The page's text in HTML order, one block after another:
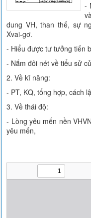
-
dung VH, than thế, sự
Xvai-gơ.
- Hiểu được tư tưởng tiến
- Nắm đôi nét về tiểu sử
2. Về kĩ năng:
- PT, KQ, tổng hợp, cách
3. Về thái độ:
- Lòng yêu mến nền
yêu mến,